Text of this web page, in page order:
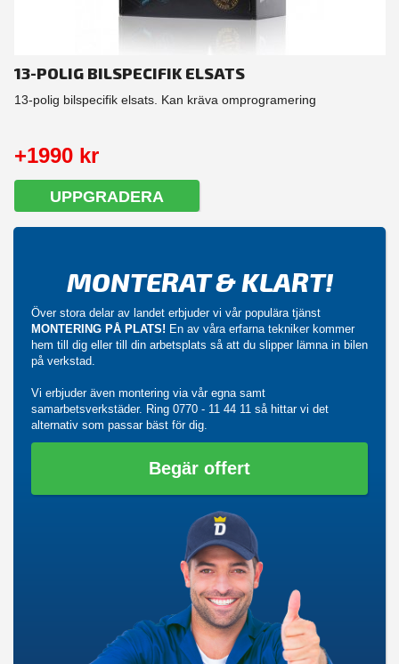
13-POLIG BILSPECIFIK ELSATS
13-polig bilspecifik elsats. Kan kräva omprogramering
+1990 kr
UPPGRADERA
MONTERAT & KLART!
Över stora delar av landet erbjuder vi vår populära tjänst
MONTERING PÅ PLATS! En av våra erfarna tekniker kommer
hem till dig eller till din arbetsplats så att du slipper lämna in bilen
på verkstad.
Vi erbjuder även montering via vår egna samt
samarbetsverkstäder. Ring 0770 - 11 44 11 så hittar vi det
alternativ som passar bäst för dig.
Begär offert